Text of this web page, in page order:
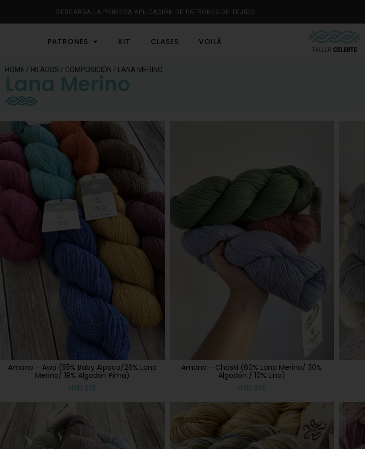
DESCARGA LA PRIMERA APLICACIÓN DE PATRONES DE TEJIDO
PATRONES KIT CLASES VOILÀ
HOME / HILADOS / COMPOSICIÓN / LANA MERINO
Lana Merino
Amano – Awa (55% Baby Alpaca/26% Lana
Merino/ 19% Algodón Pima)
USD $13
Amano – Chaski (60% Lana Merino/ 30%
Algodón / 10% Lino)
USD $13